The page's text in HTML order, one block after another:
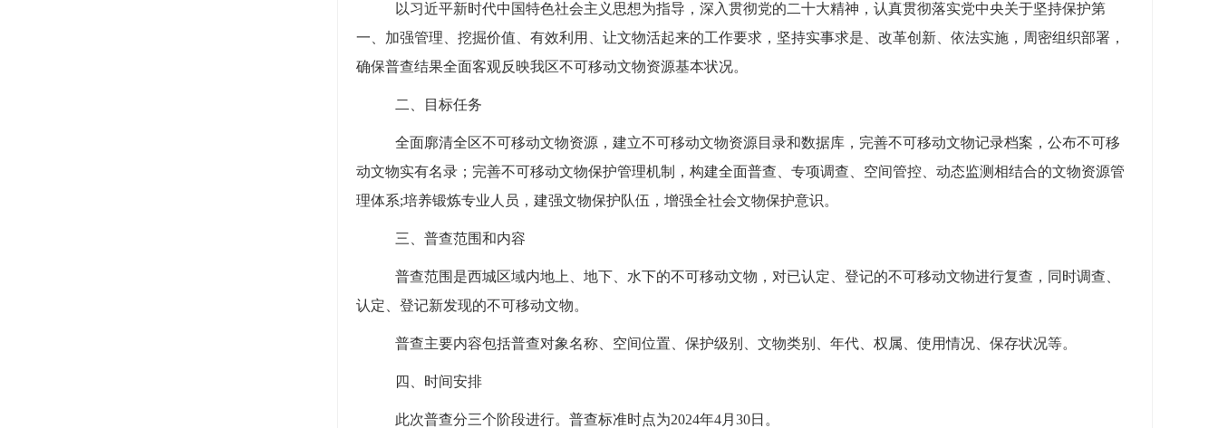
以习近平新时代中国特色社会主义思想为指导，深入贯彻党的二十大精神，认真贯彻落实党中央关于坚持保护第
一、加强管理、挖掘价值、有效利用、让文物活起来的工作要求，坚持实事求是、改革创新、依法实施，周密组织部署，
确保普查结果全面客观反映我区不可移动文物资源基本状况。
二、目标任务
全面廓清全区不可移动文物资源，建立不可移动文物资源目录和数据库，完善不可移动文物记录档案，公布不可移
动文物实有名录 ； 完善不可移动文物保护管理机制，构建全面普查、专项调查、空间管控、动态监测相结合的文物资源管
理体系;培养锻炼专业人员，建强文物保护队伍，增强全社会文物保护意识。
三、普查范围和内容
普查范围是西城区域内地上、地下、水下的不可移动文物， 对已认定、登记的不可移动文物进行复查，同时调查、
认定、登记新发现的不可移动文物。
普查主要内容包括普查对象名称、空间位置、保护级别、文物类别、年代、权属、使用情况、保存状况等。
四、时间安排
此次普查分三个阶段进行。普查标准时点为2024年4月30日。